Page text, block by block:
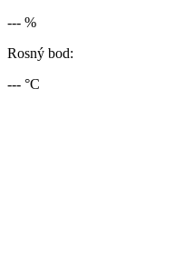
--- %
Rosný bod:
--- °C